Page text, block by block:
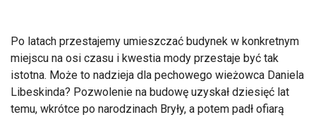
Po latach przestajemy umieszczać budynek w konkretnym
miejscu na osi czasu i kwestia mody przestaje być tak
istotna. Może to nadzieja dla pechowego wieżowca Daniela
Libeskinda? Pozwolenie na budowę uzyskał dziesięć lat
temu, wkrótce po narodzinach Bryły, a potem padł ofiarą